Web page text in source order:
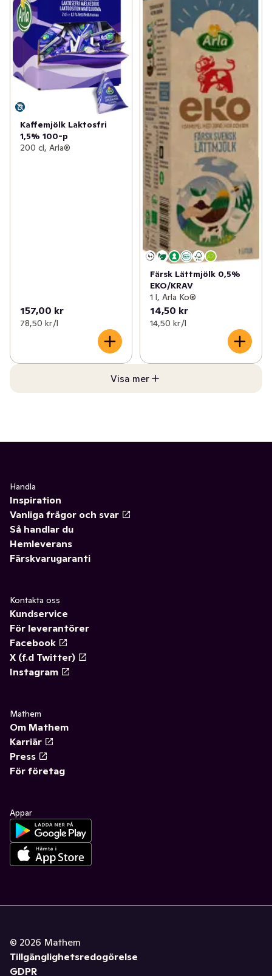
Kaffemjölk Laktosfri
1,5% 100-p
200 cl, Arla®
157,00 kr
78,50 kr /l
Färsk Lättmjölk 0,5%
EKO/KRAV
1 l, Arla Ko®
14,50 kr
14,50 kr /l
Visa mer
Handla
Inspiration
Vanliga frågor och svar
Så handlar du
Hemleverans
Färskvarugaranti
Kontakta oss
Kundservice
För leverantörer
Facebook
X (f.d Twitter)
Instagram
Mathem
Om Mathem
Karriär
Press
För företag
Appar
© 2026 Mathem
Tillgänglighetsredogörelse
GDPR